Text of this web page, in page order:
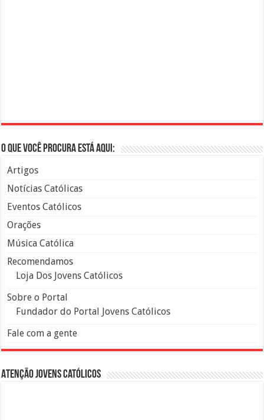
O que você procura está aqui:
Artigos
Notícias Católicas
Eventos Católicos
Orações
Música Católica
Recomendamos
Loja Dos Jovens Católicos
Sobre o Portal
Fundador do Portal Jovens Católicos
Fale com a gente
Atenção Jovens Católicos